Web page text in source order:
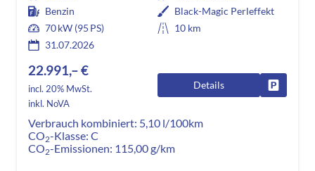
Benzin
Black-Magic Perleffekt
70 kW (95 PS)
10 km
31.07.2026
22.991,– €
incl. 20% MwSt.
inkl. NoVA
Details
Verbrauch kombiniert: 5,10 l/100km
CO2-Klasse: C
CO2-Emissionen: 115,00 g/km